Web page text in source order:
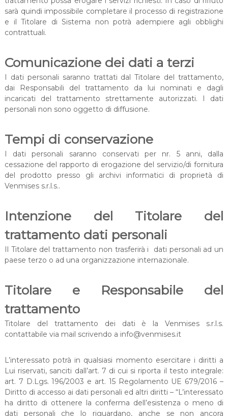
sarà quindi impossibile completare il processo di registrazione
e il Titolare di Sistema non potrà adempiere agli obblighi
contrattuali.
Comunicazione dei dati a terzi
I dati personali saranno trattati dal Titolare del trattamento,
dai Responsabili del trattamento da lui nominati e dagli
incaricati del trattamento strettamente autorizzati. I dati
personali non sono oggetto di diffusione.
Tempi di conservazione
I dati personali saranno conservati per nr. 5 anni, dalla
cessazione del rapporto di erogazione del servizio/di fornitura
del prodotto presso gli archivi informatici di proprietà di
Venmises s.r.l.s..
Intenzione del Titolare del
trattamento dati personali
Il Titolare del trattamento non trasferirà i dati personali ad un
paese terzo o ad una organizzazione internazionale.
Titolare e Responsabile del
trattamento
Titolare del trattamento dei dati è la Venmises s.r.l.s.
contattabile via mail scrivendo a info@venmises.it
L’interessato potrà in qualsiasi momento esercitare i diritti a
Lui riservati, sanciti dall’art. 7 di cui si riporta il testo integrale:
art. 7 D.Lgs. 196/2003 e art. 15 Regolamento UE 679/2016 –
Diritto di accesso ai dati personali ed altri diritti – “L’interessato
ha diritto di ottenere la conferma dell’esistenza o meno di
dati personali che lo riguardano, anche se non ancora